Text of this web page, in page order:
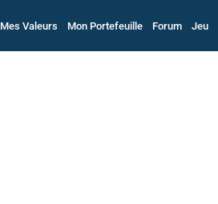
Mes Valeurs Mon Portefeuille Forum Jeu